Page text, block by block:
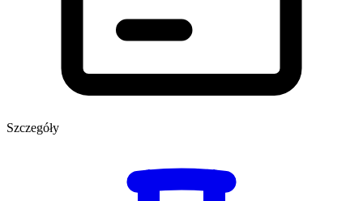
Szczegóły